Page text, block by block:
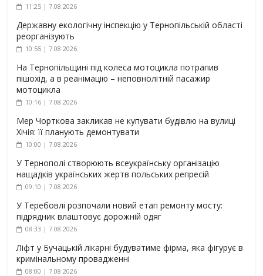
11:25 | 7.08.2026
Державну екологічну інспекцію у Тернопільській області
реорганізують
10:55 | 7.08.2026
На Тернопільщині під колеса мотоцикла потрапив
пішохід, а в реанімацію – неповнолітній пасажир
мотоцикла
10:16 | 7.08.2026
Мер Чорткова закликав не купувати будівлю на вулиці
Хічія: її планують демонтувати
10:00 | 7.08.2026
У Тернополі створюють всеукраїнську організацію
нащадків українських жертв польських репресій
09:10 | 7.08.2026
У Теребовлі розпочали новий етап ремонту мосту:
підрядник влаштовує дорожній одяг
08:33 | 7.08.2026
Ліфт у Бучацькій лікарні будуватиме фірма, яка фігурує в
кримінальному провадженні
08:00 | 7.08.2026